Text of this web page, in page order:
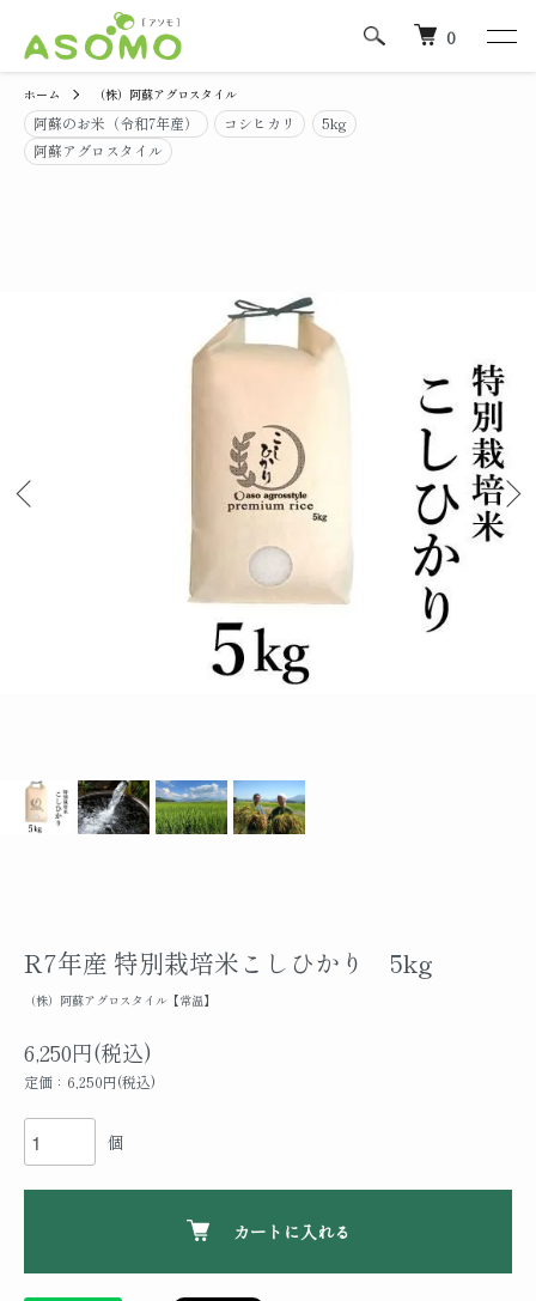
0
ホーム （株）阿蘇アグロスタイル
阿蘇のお米（令和7年産） コシヒカリ
5kg
阿蘇アグロスタイル
R7年産 特別栽培米こしひかり 5kg
（株）阿蘇アグロスタイル【常温】
6,250円(税込)
定価：6,250円(税込)
個
カートに入れる